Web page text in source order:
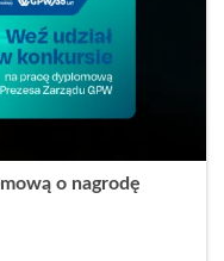
o nagrodę